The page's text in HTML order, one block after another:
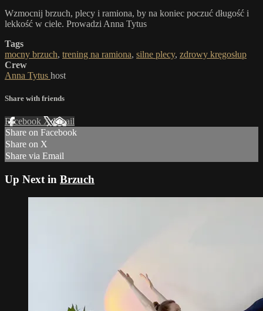
Wzmocnij brzuch, plecy i ramiona, by na koniec poczuć długość i
lekkość w ciele. Prowadzi Anna Tytus
Tags
mocny brzuch, trening na ramiona, silne plecy, zdrowy kręgosłup
Crew
Anna Tytus host
Share with friends
Facebook XEmail
Share on Facebook
Share on X
Share via Email
Up Next in Brzuch